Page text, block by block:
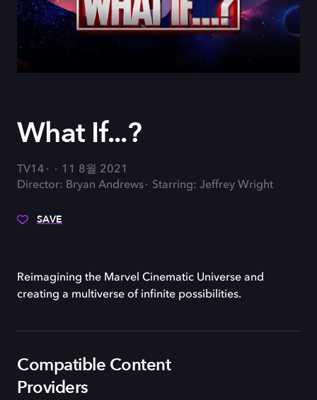
What If...?
TV14
11 8월 2021
Director: Bryan Andrews
Starring: Jeffrey Wright
SAVE
Reimagining the Marvel Cinematic Universe and
creating a multiverse of infinite possibilities.
Compatible Content
Providers